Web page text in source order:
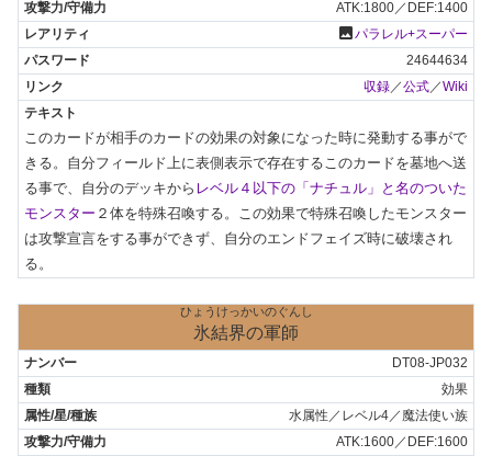
ATK:1800／DEF:1400
photoパラレル+スーパー
24644634
収録／公式／Wiki
このカードが相手のカードの効果の対象になった時に発動する事がで
きる。自分フィールド上に表側表示で存在するこのカードを墓地へ送
る事で、自分のデッキから レベル４以下の「ナチュル」と名のついた
モンスター ２体を特殊召喚する。この効果で特殊召喚したモンスター
は攻撃宣言をする事ができず、自分のエンドフェイズ時に破壊され
る。
ひょうけっかいのぐんし
氷結界の軍師
DT08-JP032
効果
水属性／レベル4／魔法使い族
ATK:1600／DEF:1600